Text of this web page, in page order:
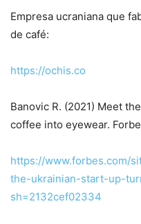
Empresa ucraniana que
de café:
https://ochis.co
Banovic R. (2021) Meet
coffee into eyewear.
https://www.forbes.com/
the-ukrainian-start-up-
sh=2132cef02334